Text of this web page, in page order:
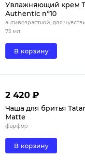
Увлажняющий крем
Authentic nº10
антивозрастной, для
75 мл
В корзину
2 420 ₽
Чаша для бритья
Matte
фарфор
В корзину